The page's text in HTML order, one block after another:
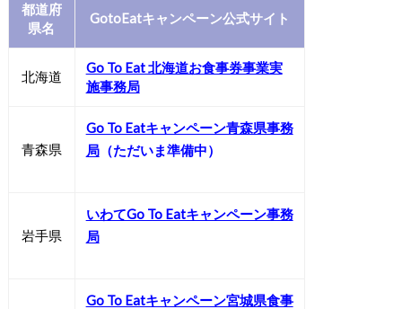
都道府
県名
GotoEatキャンペーン公式サイト
北海道
Go To Eat 北海道お食事券事業実
施事務局
青森県
Go To Eatキャンペーン青森県事務
局（ただいま準備中）
岩手県
いわてGo To Eatキャンペーン事務
局
Go To Eatキャンペーン宮城県食事